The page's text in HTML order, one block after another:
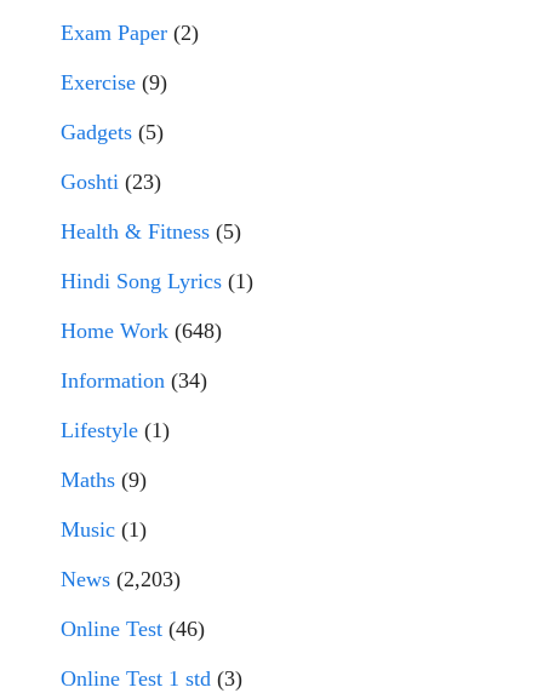
Exam Paper (2)
Exercise (9)
Gadgets (5)
Goshti (23)
Health & Fitness (5)
Hindi Song Lyrics (1)
Home Work (648)
Information (34)
Lifestyle (1)
Maths (9)
Music (1)
News (2,203)
Online Test (46)
Online Test 1 std (3)